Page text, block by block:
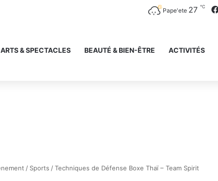
Pape'ete 27 ℃
ARTS & SPECTACLES BEAUTÉ & BIEN-ÊTRE ACTIVITÉS
/ Sports /Techniques de Défense Boxe Thaï – Team Spirit